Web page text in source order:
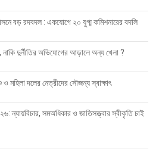
বড় রদবদল : একযোগে ২০ যুগ্ম কমিশনারের বদলি
দুর্নীতির অভিযোগের আড়ালে অন্য খেলা ?
মহিলা দলের নেত্রীদের সৌজন্য স্বাক্ষাৎ
ন্যায়বিচার, সমঅধিকার ও জাতিসত্ত্বার স্বীকৃতি চাই